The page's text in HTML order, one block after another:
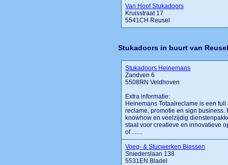
Van Hoof Stukadoors
Kruisstraat 17
5541CH Reusel
Stukadoors in buurt van
Stukadoors Heinemans
Zandven 6
5508RN Veldhoven
Extra informatie:
Heinemans Totaalreclame is een
reclame, promotie en sign
knowhow en veelzijdig
staat voor creatieve en innovatieve
of .......
Voeg- & Stucwerken Biessen
Sniederslaan 138
5531EN Bladel